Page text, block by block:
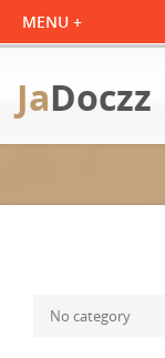
JaDoczz
No category